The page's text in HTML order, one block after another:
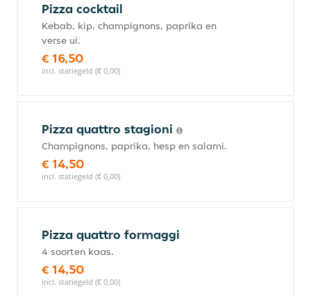
Pizza cocktail
Kebab, kip, champignons, paprika en
verse ui.
€ 16,50
incl. statiegeld (€ 0,00)
Pizza quattro stagioni
Champignons, paprika, hesp en salami.
€ 14,50
incl. statiegeld (€ 0,00)
Pizza quattro formaggi
4 soorten kaas.
€ 14,50
incl. statiegeld (€ 0,00)